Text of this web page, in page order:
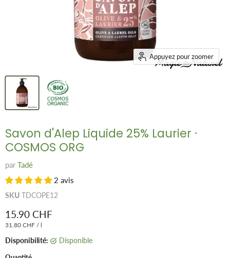
Appuyez pour zoomer
Savon d'Alep Liquide 25% Laurier ·
COSMOS ORG
parTadé
2 avis
SKU TDCOPE12
Prix remisé
15.90 CHF
31.80 CHF / l
Disponibilité: Disponible